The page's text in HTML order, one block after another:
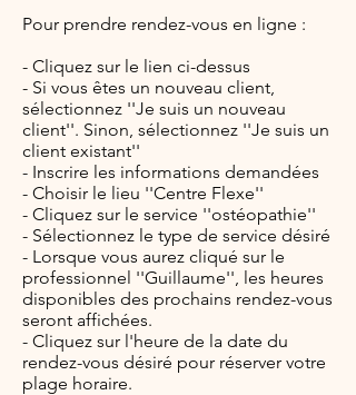
Pour prendre rendez-vous en ligne :
- Cliquez sur le lien ci-dessus
- Si vous êtes un nouveau client,
sélectionnez ''Je suis un nouveau
client''. Sinon, sélectionnez ''Je suis un
client existant''
- Inscrire les informations demandées
- Choisir le lieu ''Centre Flexe''
- Cliquez sur le service ''ostéopathie''
- Sélectionnez le type de service désiré
- Lorsque vous aurez cliqué sur le
professionnel ''Guillaume'', les heures
disponibles des prochains rendez-vous
seront affichées.
- Cliquez sur l'heure de la date du
rendez-vous désiré pour réserver votre
plage horaire.